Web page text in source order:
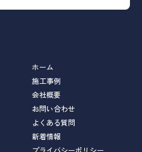
ホーム
施工事例
会社概要
お問い合わせ
よくある質問
新着情報
プライバシーポリシー